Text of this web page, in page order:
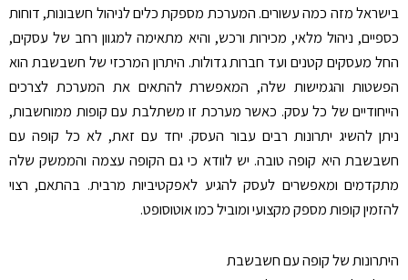
בישראל מזה כמה עשורים. המערכת מספקת כלים לניהול חשבונות, דוחות
כספיים, ניהול מלאי, מכירות ורכש, והיא מתאימה למגוון רחב של עסקים,
החל מעסקים קטנים ועד חברות גדולות. היתרון המרכזי של חשבשבת הוא
הפשטות והגמישות שלה, המאפשרת להתאים את המערכת לצרכים
הייחודיים של כל עסק. כאשר מערכת זו משתלבת עם קופות ממוחשבות,
ניתן להשיג יתרונות רבים עבור העסק. יחד עם זאת, לא כל קופה עם
חשבשבת היא קופה טובה. יש לוודא כי גם הקופה עצמה והממשק שלה
מתקדמים ומאפשרים לעסק להגיע לאפקטיביות מרבית. בהתאם, רצוי
להזמין קופות מספק מקצועי ומוביל כמו אוטוסופט.
היתרונות של קופה עם חשבשבת